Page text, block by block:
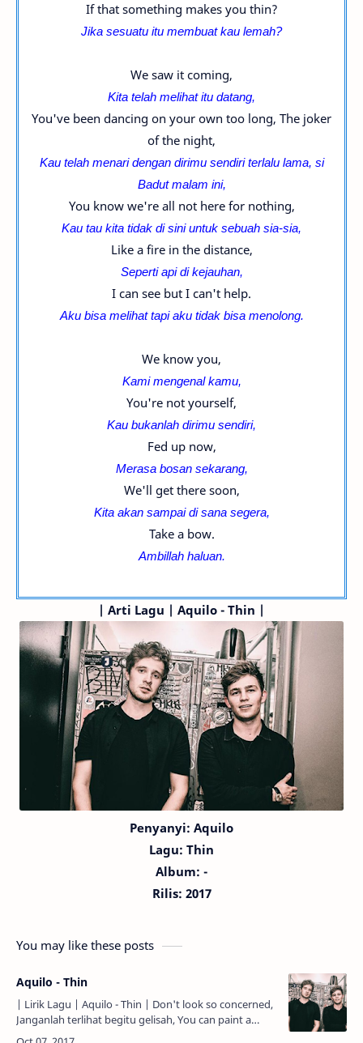
If that something makes you thin?
Jika sesuatu itu membuat kau lemah?
We saw it coming,
Kita telah melihat itu datang,
You've been dancing on your own too long, The joker
of the night,
Kau telah menari dengan dirimu sendiri terlalu lama, si
Badut malam ini,
You know we're all not here for nothing,
Kau tau kita tidak di sini untuk sebuah sia-sia,
Like a fire in the distance,
Seperti api di kejauhan,
I can see but I can't help.
Aku bisa melihat tapi aku tidak bisa menolong.
We know you,
Kami mengenal kamu,
You're not yourself,
Kau bukanlah dirimu sendiri,
Fed up now,
Merasa bosan sekarang,
We'll get there soon,
Kita akan sampai di sana segera,
Take a bow.
Ambillah haluan.
| Arti Lagu | Aquilo - Thin |
Penyanyi: Aquilo
Lagu: Thin
Album: -
Rilis: 2017
You may like these posts
Aquilo - Thin
| Lirik Lagu | Aquilo - Thin | Don't look so concerned,
Janganlah terlihat begitu gelisah, You can paint a
bigger picture, Kau bisa melukis sebuah gambar yan…